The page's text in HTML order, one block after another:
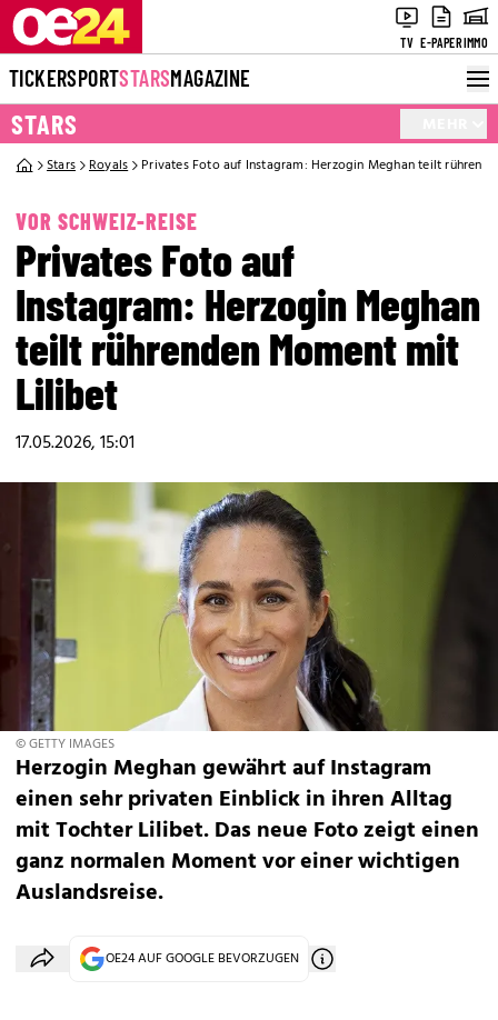
TV E-PAPERIMMO
TICKERSPORTSTARSMAGAZINE
STARS
Stars Royals Privates Foto auf Instagram: Herzogin Meghan teilt
VOR SCHWEIZ-REISE
Privates Foto auf
Instagram: Herzogin Meghan
teilt rührenden Moment mit
Lilibet
17.05.2026, 15:01
© GETTY IMAGES
Herzogin Meghan gewährt auf Instagram
einen sehr privaten Einblick in ihren Alltag
mit Tochter Lilibet. Das neue Foto zeigt einen
ganz normalen Moment vor einer wichtigen
Auslandsreise.
OE24 AUF GOOGLE BEVORZUGEN